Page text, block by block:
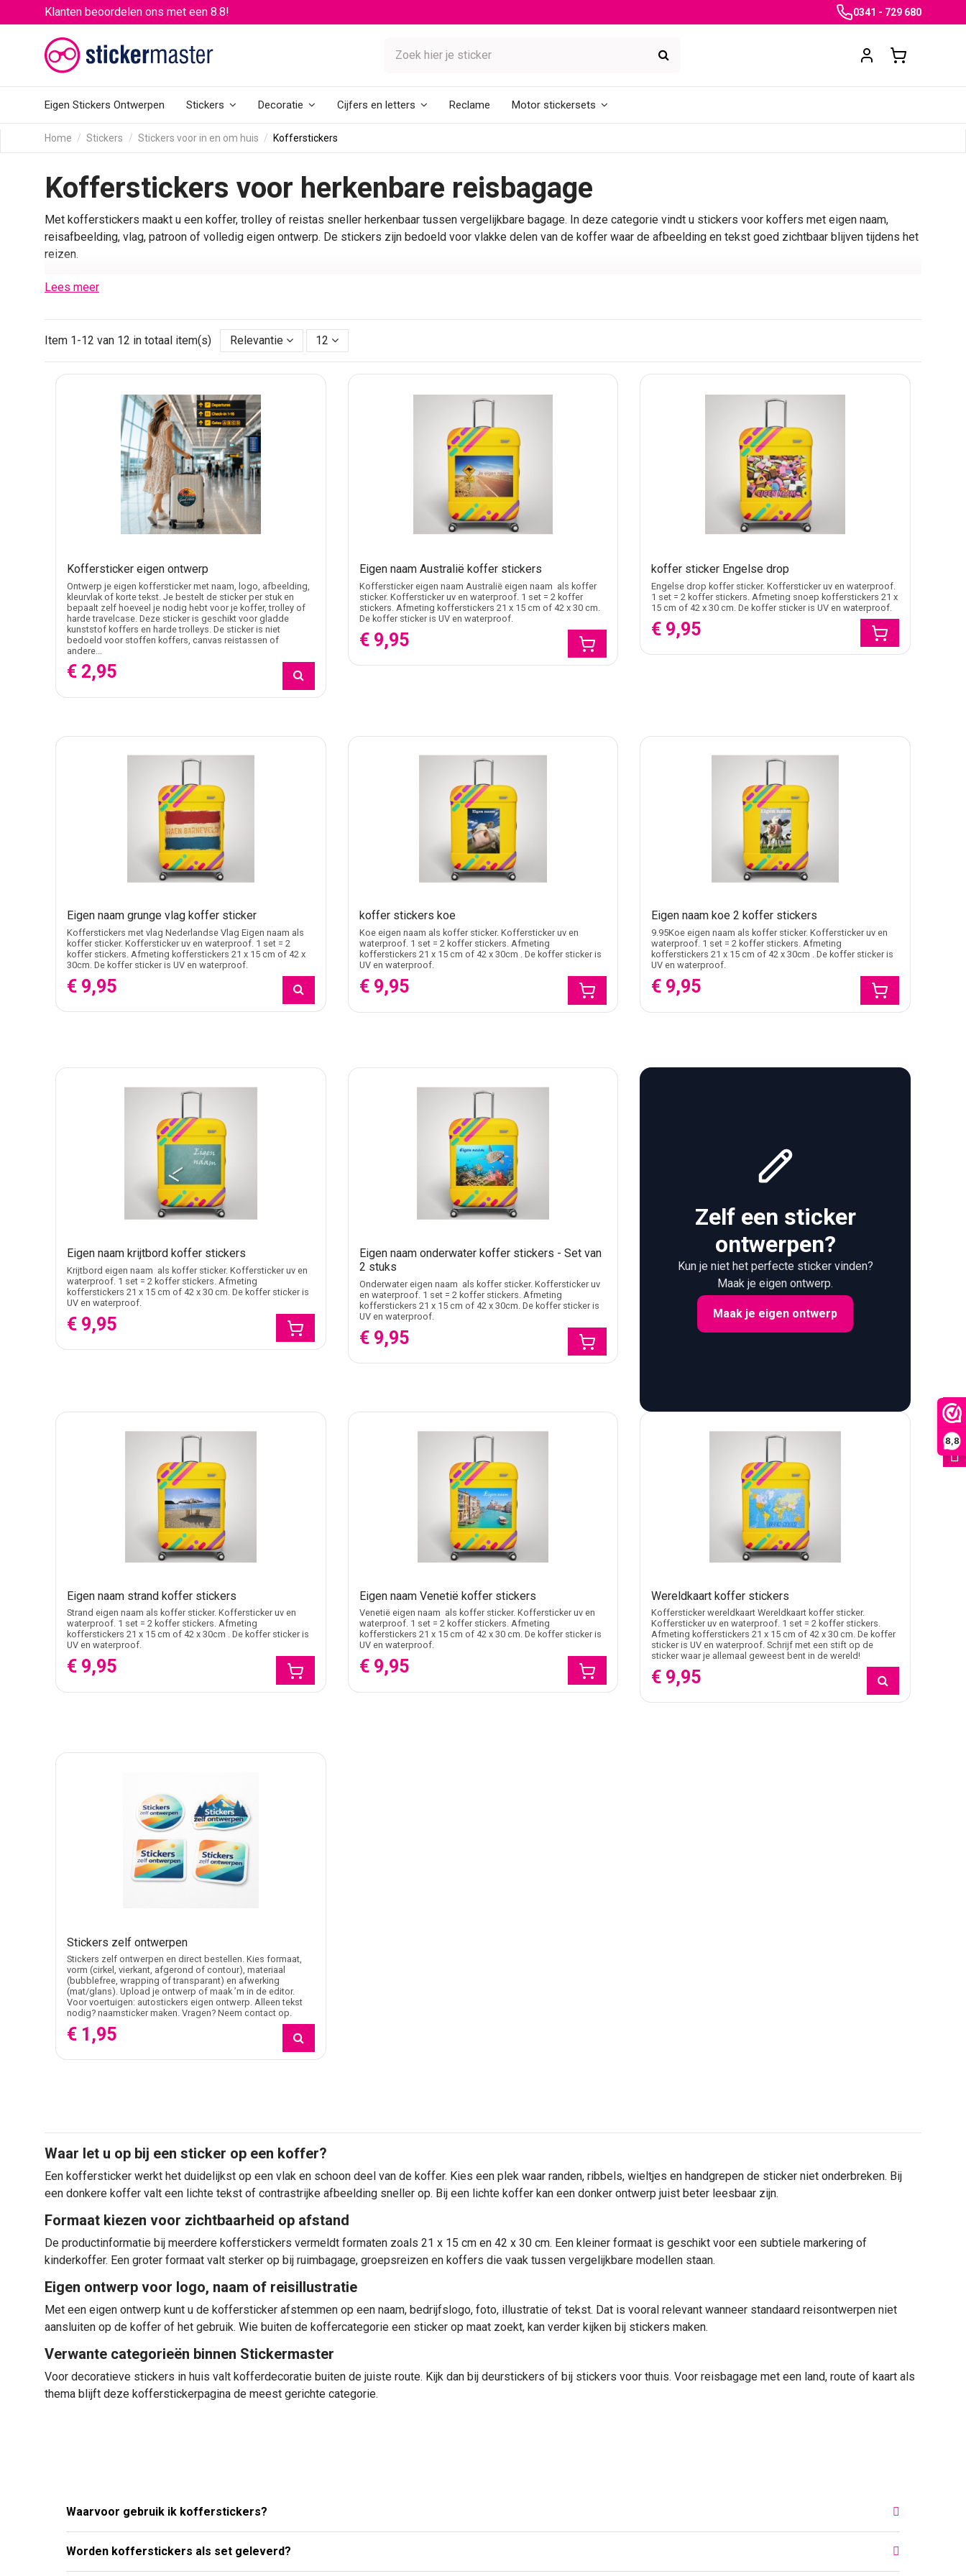
8,8
Klanten beoordelen ons met een 8.8! 0341 - 729 680
Eigen Stickers Ontwerpen Stickers Decoratie Cijfers en letters Reclame Motor stickersets
Home Stickers Stickers voor in en om huis Kofferstickers
Kofferstickers voor herkenbare reisbagage
Met kofferstickers maakt u een koffer, trolley of reistas sneller herkenbaar tussen vergelijkbare bagage. In deze categorie vindt u stickers voor koffers met eigen naam,
reisafbeelding, vlag, patroon of volledig eigen ontwerp. De stickers zijn bedoeld voor vlakke delen van de koffer waar de afbeelding en tekst goed zichtbaar blijven tijdens het
reizen.
Kies een koffersticker met naam, afbeelding of eigen ontwerp
onderwater, strand, Venetië en wereldkaart. Wilt u een eigen bestand gebruiken, dan sluit dekoffersticker met eigen ontwerpaan op een naam, logo, foto of illustratie die u
zelf uploadt.
Set van 2 voor meerdere zichtzijden van de koffer
Dat is handig wanneer bagage gedraaid op de band ligt of wanneer koffers dicht tegen elkaar staan in trein, bus, hotelopslag of bagageruimte.
Voor koffers, reistassen en zakelijke bagage
Kofferstickers worden vaak gebruikt voor vakantiekoffers, kinderkoffers, sporttassen en herkenbare groepsbagage. Voor bedrijven kan een sticker met logo of bedrijfsnaam
helpen om materiaal en koffers van medewerkers sneller te herkennen. Gaat het niet om bagage, maar om een losse sticker met eigen bestand voor een ander oppervlak, dan
stickers maken met eigen ontwerp beter.
Reisontwerpen zonder overlap met andere stickercategorieën
Deze categorie blijft gericht op stickers voor koffers en reisbagage. Voor alleen een tekstnaam zonder reisontwerp is naamsticker makenvaak logischer. Zo blijft de keuze
Waar let u op bij een sticker op een koffer?
Een koffersticker werkt het duidelijkst op een vlak en schoon deel van de koffer. Kies een plek waar randen, ribbels, wieltjes en handgrepen de sticker niet onderbreken. Bij
een donkere koffer valt een lichte tekst of contrastrijke afbeelding sneller op. Bij een lichte koffer kan een donker ontwerp juist beter leesbaar zijn.
Formaat kiezen voor zichtbaarheid op afstand
De productinformatie bij meerdere kofferstickers vermeldt formaten zoals 21 x 15 cm en 42 x 30 cm. Een kleiner formaat is geschikt voor een subtiele markering of
kinderkoffer. Een groter formaat valt sterker op bij ruimbagage, groepsreizen en koffers die vaak tussen vergelijkbare modellen staan.
Met een eigen ontwerp kunt u de koffersticker afstemmen op een naam, bedrijfslogo, foto, illustratie of tekst. Dat is vooral relevant wanneer standaard reisontwerpen niet
aansluiten op de koffer of het gebruik. Wie buiten de koffercategorie een sticker op maat zoekt, kan verder kijken bij
Verwante categorieën binnen Stickermaster
Voor decoratieve stickers in huis valt kofferdecoratie buiten de juiste route. Kijk dan bijdeurstickers
. Voor reisbagage met een land, route of kaart als
thema blijft deze kofferstickerpagina de meest gerichte categorie.
Lees meer
Item 1-12 van 12 in totaal item(s) Relevantie 12
Koffersticker eigen ontwerp
Ontwerp je eigen koffersticker met naam, logo, afbeelding,
kleurvlak of korte tekst. Je bestelt de sticker per stuk en
bepaalt zelf hoeveel je nodig hebt voor je koffer, trolley of
harde travelcase. Deze sticker is geschikt voor gladde
kunststof koffers en harde trolleys. De sticker is niet
bedoeld voor stoffen koffers, canvas reistassen of
andere...
€ 2,95
Eigen naam Australië koffer stickers
Koffersticker eigen naam Australië eigen naam als koffer
sticker. Koffersticker uv en waterproof. 1 set = 2 koffer
stickers. Afmeting kofferstickers 21 x 15 cm of 42 x 30 cm.
De koffer sticker is UV en waterproof.
€ 9,95
koffer sticker Engelse drop
Engelse drop koffer sticker. Koffersticker uv en waterproof.
1 set = 2 koffer stickers. Afmeting snoep kofferstickers 21 x
15 cm of 42 x 30 cm. De koffer sticker is UV en waterproof.
€ 9,95
Eigen naam grunge vlag koffer sticker
Kofferstickers met vlag Nederlandse Vlag Eigen naam als
koffer sticker. Koffersticker uv en waterproof. 1 set = 2
koffer stickers. Afmeting kofferstickers 21 x 15 cm of 42 x
30cm. De koffer sticker is UV en waterproof.
€ 9,95
koffer stickers koe
Koe eigen naam als koffer sticker. Koffersticker uv en
waterproof. 1 set = 2 koffer stickers. Afmeting
kofferstickers 21 x 15 cm of 42 x 30cm . De koffer sticker is
UV en waterproof.
€ 9,95
Eigen naam koe 2 koffer stickers
9.95Koe eigen naam als koffer sticker. Koffersticker uv en
waterproof. 1 set = 2 koffer stickers. Afmeting
kofferstickers 21 x 15 cm of 42 x 30cm . De koffer sticker is
UV en waterproof.
€ 9,95
Eigen naam krijtbord koffer stickers
Krijtbord eigen naam als koffer sticker. Koffersticker uv en
waterproof. 1 set = 2 koffer stickers. Afmeting
kofferstickers 21 x 15 cm of 42 x 30 cm. De koffer sticker is
UV en waterproof.
€ 9,95
Eigen naam onderwater koffer stickers - Set van
2 stuks
Onderwater eigen naam als koffer sticker. Koffersticker uv
en waterproof. 1 set = 2 koffer stickers. Afmeting
kofferstickers 21 x 15 cm of 42 x 30cm. De koffer sticker is
UV en waterproof.
€ 9,95
Zelf een sticker
ontwerpen?
Kun je niet het perfecte sticker vinden?
Maak je eigen ontwerp.
Maak je eigen ontwerp
Eigen naam strand koffer stickers
Strand eigen naam als koffer sticker. Koffersticker uv en
waterproof. 1 set = 2 koffer stickers. Afmeting
kofferstickers 21 x 15 cm of 42 x 30cm . De koffer sticker is
UV en waterproof.
€ 9,95
Eigen naam Venetië koffer stickers
Venetië eigen naam als koffer sticker. Koffersticker uv en
waterproof. 1 set = 2 koffer stickers. Afmeting
kofferstickers 21 x 15 cm of 42 x 30 cm. De koffer sticker is
UV en waterproof.
€ 9,95
Wereldkaart koffer stickers
Koffersticker wereldkaart Wereldkaart koffer sticker.
Koffersticker uv en waterproof. 1 set = 2 koffer stickers.
Afmeting kofferstickers 21 x 15 cm of 42 x 30 cm. De koffer
sticker is UV en waterproof. Schrijf met een stift op de
sticker waar je allemaal geweest bent in de wereld!
€ 9,95
Stickers zelf ontwerpen
Stickers zelf ontwerpen en direct bestellen. Kies formaat,
vorm (cirkel, vierkant, afgerond of contour), materiaal
(bubblefree, wrapping of transparant) en afwerking
(mat/glans). Upload je ontwerp of maak ’m in de editor.
Voor voertuigen: autostickers eigen ontwerp. Alleen tekst
nodig? naamsticker maken. Vragen? Neem contact op.
€ 1,95
Waar let u op bij een sticker op een koffer?
Een koffersticker werkt het duidelijkst op een vlak en schoon deel van de koffer. Kies een plek waar randen, ribbels, wieltjes en handgrepen de sticker niet onderbreken. Bij
een donkere koffer valt een lichte tekst of contrastrijke afbeelding sneller op. Bij een lichte koffer kan een donker ontwerp juist beter leesbaar zijn.
Formaat kiezen voor zichtbaarheid op afstand
De productinformatie bij meerdere kofferstickers vermeldt formaten zoals 21 x 15 cm en 42 x 30 cm. Een kleiner formaat is geschikt voor een subtiele markering of
kinderkoffer. Een groter formaat valt sterker op bij ruimbagage, groepsreizen en koffers die vaak tussen vergelijkbare modellen staan.
Eigen ontwerp voor logo, naam of reisillustratie
Met een eigen ontwerp kunt u de koffersticker afstemmen op een naam, bedrijfslogo, foto, illustratie of tekst. Dat is vooral relevant wanneer standaard reisontwerpen niet
aansluiten op de koffer of het gebruik. Wie buiten de koffercategorie een sticker op maat zoekt, kan verder kijken bij stickers maken.
Verwante categorieën binnen Stickermaster
Voor decoratieve stickers in huis valt kofferdecoratie buiten de juiste route. Kijk dan bij deurstickers of bij stickers voor thuis. Voor reisbagage met een land, route of kaart als
thema blijft deze kofferstickerpagina de meest gerichte categorie.
Waarvoor gebruik ik kofferstickers?
Worden kofferstickers als set geleverd?
FILTER